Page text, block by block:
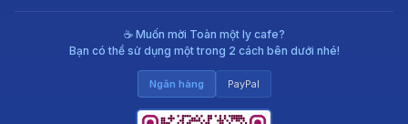
☕ Muốn mời Toàn một ly cafe?
Bạn có thể sử dụng một trong 2 cách bên dưới nhé!
Ngân hàng PayPal